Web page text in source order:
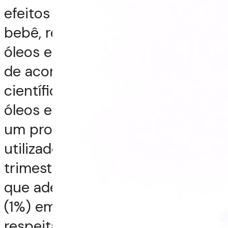
efeitos negativos ao feto ou
bebê, relacionados ao uso de
óleos essenciais. Assim sendo, e
de acordo com a literatura
científica disponível, o uso de
óleos essenciais na gestação é
um procedimento seguro,
utilizado após o primeiro
trimestre gestacional e desde
que adequadamente diluídos
(1%) em seu carreador,